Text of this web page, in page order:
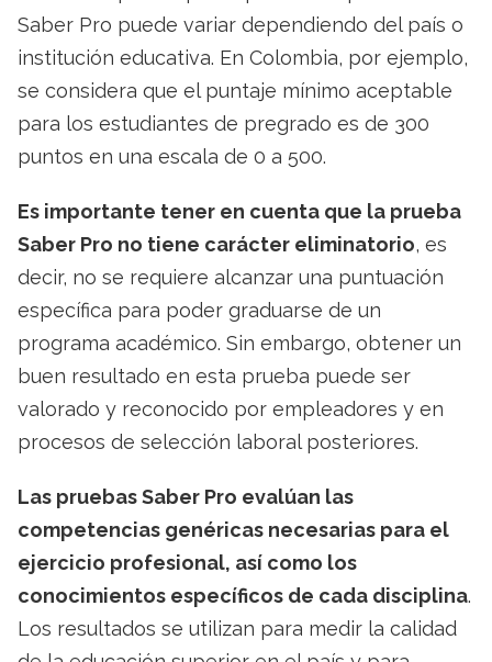
Saber Pro puede variar dependiendo del país o
institución educativa. En Colombia, por ejemplo,
se considera que el puntaje mínimo aceptable
para los estudiantes de pregrado es de 300
puntos en una escala de 0 a 500.
Es importante tener en cuenta que la prueba
Saber Pro no tiene carácter eliminatorio, es
decir, no se requiere alcanzar una puntuación
específica para poder graduarse de un
programa académico. Sin embargo, obtener un
buen resultado en esta prueba puede ser
valorado y reconocido por empleadores y en
procesos de selección laboral posteriores.
Las pruebas Saber Pro evalúan las
competencias genéricas necesarias para el
ejercicio profesional, así como los
conocimientos específicos de cada disciplina.
Los resultados se utilizan para medir la calidad